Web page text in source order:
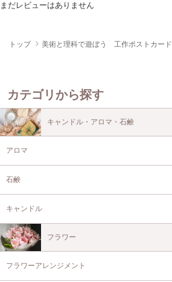
まだレビューはありません
トップ 美術と理科で遊ぼう 工作ポストカード
カテゴリから探す
キャンドル・アロマ・石鹸
アロマ
石鹸
キャンドル
フラワー
フラワーアレンジメント